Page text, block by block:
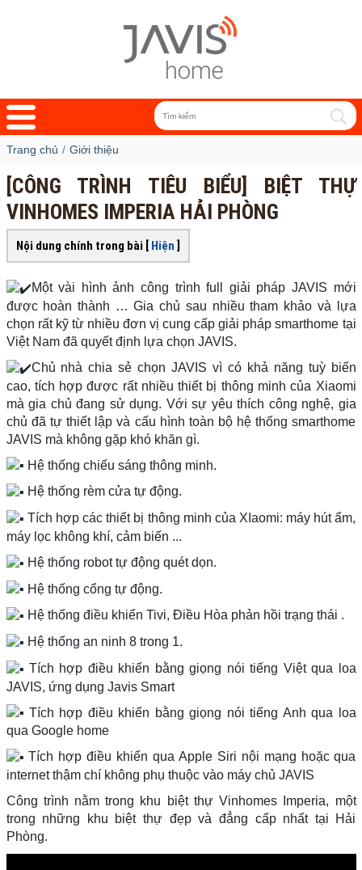
Trang chủ Giới thiệu
[CÔNG TRÌNH TIÊU BIỂU] BIỆT THỰ
VINHOMES IMPERIA HẢI PHÒNG
Nội dung chính trong bài [ Hiện ]
Một vài hình ảnh công trình full giải pháp JAVIS mới
được hoàn thành … Gia chủ sau nhiều tham khảo và lựa
chọn rất kỹ từ nhiều đơn vị cung cấp giải pháp smarthome tại
Việt Nam đã quyết định lựa chọn JAVIS.
Chủ nhà chia sẻ chọn JAVIS vì có khả năng tuỳ biến
cao, tích hợp được rất nhiều thiết bị thông minh của Xiaomi
mà gia chủ đang sử dụng. Với sự yêu thích công nghệ, gia
chủ đã tự thiết lập và cấu hình toàn bộ hệ thống smarthome
JAVIS mà không gặp khó khăn gì.
Hệ thống chiếu sáng thông minh.
Hệ thống rèm cửa tự động.
Tích hợp các thiết bị thông minh của XIaomi: máy hút ẩm,
máy lọc không khí, cảm biến ...
Hệ thống robot tự động quét dọn.
Hệ thống cổng tự động.
Hệ thống điều khiển Tivi, Điều Hòa phản hồi trạng thái .
Hệ thống an ninh 8 trong 1.
Tích hợp điều khiển bằng giọng nói tiếng Việt qua loa
JAVIS, ứng dụng Javis Smart
Tích hợp điều khiển bằng giọng nói tiếng Anh qua loa
qua Google home
Tích hợp điều khiển qua Apple Siri nội mạng hoặc qua
internet thậm chí không phụ thuộc vào máy chủ JAVIS
Công trình nằm trong khu biệt thự Vinhomes Imperia, một
trong những khu biệt thự đẹp và đẳng cấp nhất tại Hải
Phòng.